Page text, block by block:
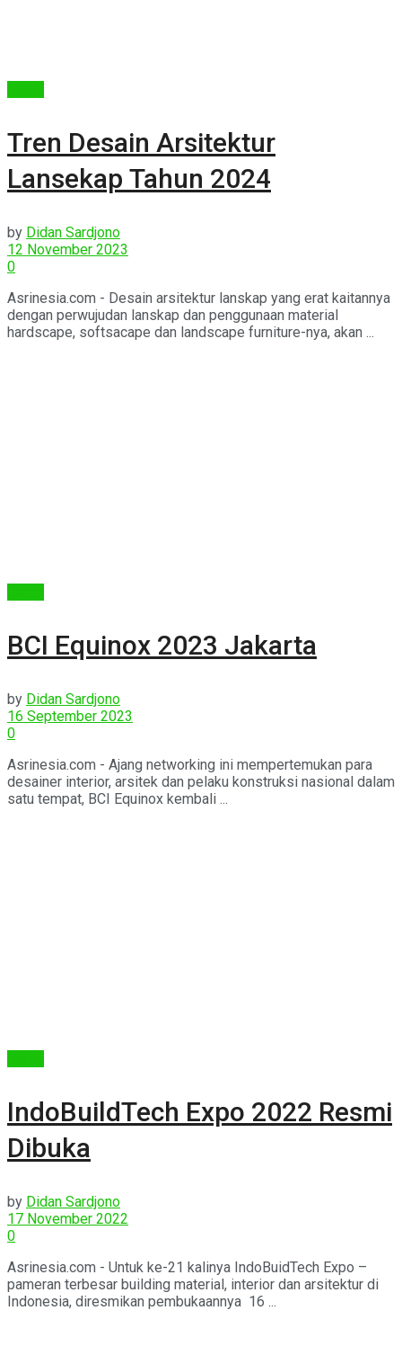
Tren Desain Arsitektur
Lansekap Tahun 2024
by Didan Sardjono
12 November 2023
0
Asrinesia.com - Desain arsitektur lanskap yang erat kaitannya
dengan perwujudan lanskap dan penggunaan material
hardscape, softsacape dan landscape furniture-nya, akan ...
BCI Equinox 2023 Jakarta
by Didan Sardjono
16 September 2023
0
Asrinesia.com - Ajang networking ini mempertemukan para
desainer interior, arsitek dan pelaku konstruksi nasional dalam
satu tempat, BCI Equinox kembali ...
IndoBuildTech Expo 2022 Resmi
Dibuka
by Didan Sardjono
17 November 2022
0
Asrinesia.com - Untuk ke-21 kalinya IndoBuidTech Expo –
pameran terbesar building material, interior dan arsitektur di
Indonesia, diresmikan pembukaannya 16 ...